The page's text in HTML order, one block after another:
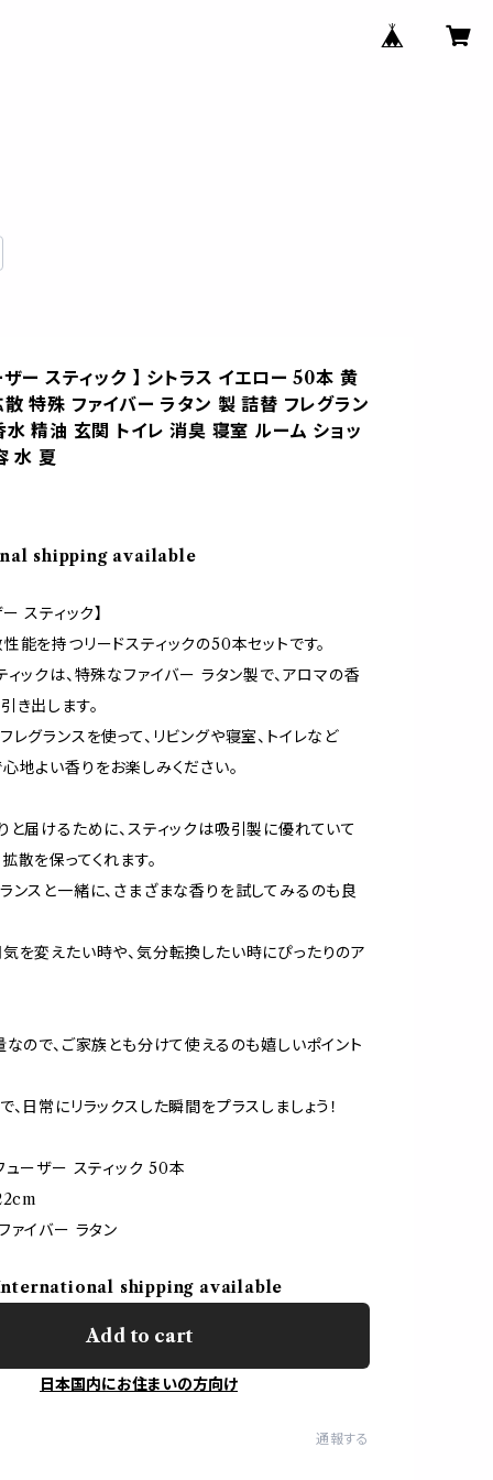
ザー スティック 】 シトラス イエロー 50本 黄
特殊 ファイバー ラタン 製 詰替 フレグラン
水 精油 玄関 トイレ 消臭 寝室 ルーム ショッ
水 夏
shipping available
スティック】
能を持つリードスティックの50本セットです。
ィックは、特殊なファイバー ラタン製で、アロマの香
き出します。
レグランスを使って、リビングや寝室、トイレなど
地よい香りをお楽しみください。
と届けるために、スティックは吸引製に優れていて
散を保ってくれます。
ンスと一緒に、さまざまな香りを試してみるのも良
を変えたい時や、気分転換したい時にぴったりのア
ので、ご家族とも分けて使えるのも嬉しいポイント
、日常にリラックスした瞬間をプラスしましょう！
ューザー スティック 50本
ァイバー ラタン
shipping available
Add to cart
日本国内にお住まいの方向け
通報する